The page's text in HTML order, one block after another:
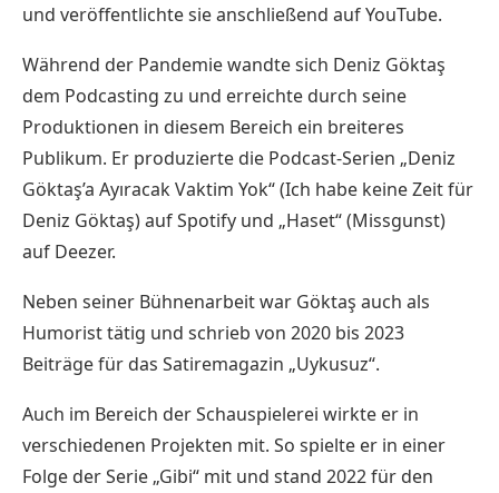
und veröffentlichte sie anschließend auf YouTube.
Während der Pandemie wandte sich Deniz Göktaş
dem Podcasting zu und erreichte durch seine
Produktionen in diesem Bereich ein breiteres
Publikum. Er produzierte die Podcast-Serien „Deniz
Göktaş’a Ayıracak Vaktim Yok“ (Ich habe keine Zeit für
Deniz Göktaş) auf Spotify und „Haset“ (Missgunst)
auf Deezer.
Neben seiner Bühnenarbeit war Göktaş auch als
Humorist tätig und schrieb von 2020 bis 2023
Beiträge für das Satiremagazin „Uykusuz“.
Auch im Bereich der Schauspielerei wirkte er in
verschiedenen Projekten mit. So spielte er in einer
Folge der Serie „Gibi“ mit und stand 2022 für den